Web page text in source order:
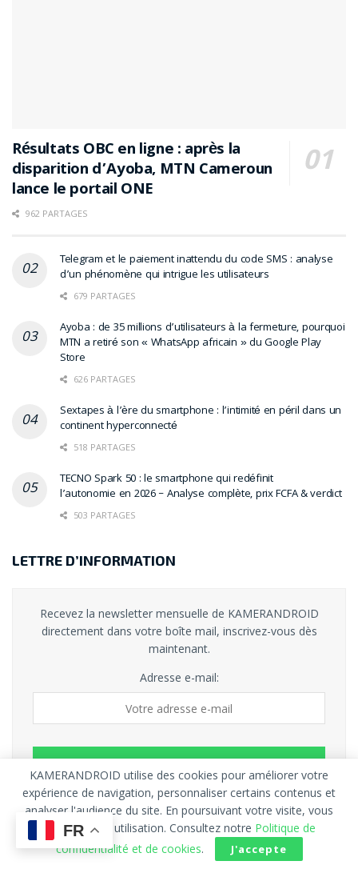
Résultats OBC en ligne : après la
disparition d’Ayoba, MTN Cameroun
lance le portail ONE
962 PARTAGES
Telegram et le paiement inattendu du code SMS : analyse
d’un phénomène qui intrigue les utilisateurs
679 PARTAGES
Ayoba : de 35 millions d’utilisateurs à la fermeture, pourquoi
MTN a retiré son « WhatsApp africain » du Google Play
Store
626 PARTAGES
Sextapes à l’ère du smartphone : l’intimité en péril dans un
continent hyperconnecté
518 PARTAGES
TECNO Spark 50 : le smartphone qui redéfinit
l’autonomie en 2026 – Analyse complète, prix FCFA & verdict
503 PARTAGES
LETTRE D’INFORMATION
Recevez la newsletter mensuelle de KAMERANDROID
directement dans votre boîte mail, inscrivez-vous dès
maintenant.
Adresse e-mail:
Rejoignez nos plus de 200 000 abonnés !
FR
KAMERANDROID utilise des cookies pour améliorer votre
expérience de navigation, personnaliser certains contenus et
analyser l'audience du site. En poursuivant votre visite, vous
acceptez leur utilisation. Consultez notre Politique de
confidentialité et de cookies. J'accepte